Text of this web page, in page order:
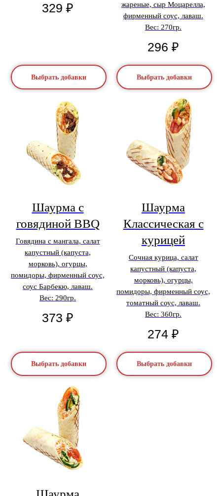
329 ₽
Выбрать добавки
жареные, сыр Моцарелла,
фирменный соус, лаваш.
Вес: 270гр.
296 ₽
Выбрать добавки
Шаурма с
говядиной BBQ
Говядина с мангала, салат
капустный (капуста,
морковь), огурцы,
помидоры, фирменный соус,
соус Барбекю, лаваш.
Вес: 290гр.
373 ₽
Выбрать добавки
Шаурма
Классическая с
курицей
Сочная курица, салат
капустный (капуста,
морковь), огурцы,
помидоры, фирменный соус,
томатный соус, лаваш.
Вес: 360гр.
274 ₽
Выбрать добавки